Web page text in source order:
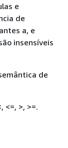
e
de
a, e
insensíveis
de
<=, >, >=.